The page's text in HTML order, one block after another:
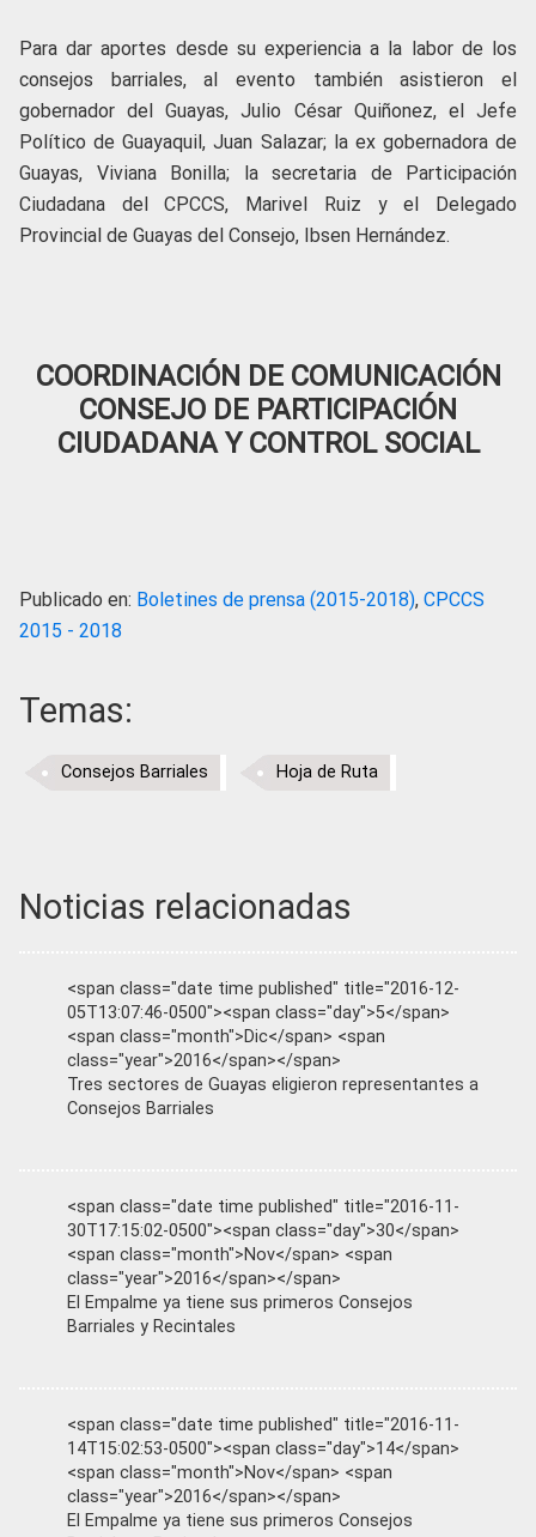
Para dar aportes desde su experiencia a la labor de los
consejos barriales, al evento también asistieron el
gobernador del Guayas, Julio César Quiñonez, el Jefe
Político de Guayaquil, Juan Salazar; la ex gobernadora de
Guayas, Viviana Bonilla; la secretaria de Participación
Ciudadana del CPCCS, Marivel Ruiz y el Delegado
Provincial de Guayas del Consejo, Ibsen Hernández.
COORDINACIÓN DE COMUNICACIÓN
CONSEJO DE PARTICIPACIÓN
CIUDADANA Y CONTROL SOCIAL
Publicado en: Boletines de prensa (2015-2018), CPCCS
2015 - 2018
Temas:
Consejos Barriales Hoja de Ruta
Noticias relacionadas
<span class="date time published" title="2016-12-
05T13:07:46-0500"><span class="day">5</span>
<span class="month">Dic</span> <span
class="year">2016</span></span>
Tres sectores de Guayas eligieron representantes a
Consejos Barriales
<span class="date time published" title="2016-11-
30T17:15:02-0500"><span class="day">30</span>
<span class="month">Nov</span> <span
class="year">2016</span></span>
El Empalme ya tiene sus primeros Consejos
Barriales y Recintales
<span class="date time published" title="2016-11-
14T15:02:53-0500"><span class="day">14</span>
<span class="month">Nov</span> <span
class="year">2016</span></span>
El Empalme ya tiene sus primeros Consejos